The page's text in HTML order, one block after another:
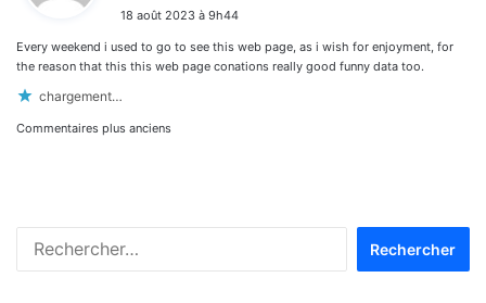
:
18 août 2023 à 9h44
Every weekend i used to go to see this web page, as i wish for enjoyment, for
the reason that this this web page conations really good funny data too.
chargement…
Navigation
commentaires
Commentaires plus anciens